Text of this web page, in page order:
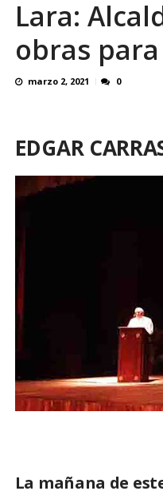
¿QUE
Lara:
obras para
marzo 2, 2021 0
EDGAR
La mañana de